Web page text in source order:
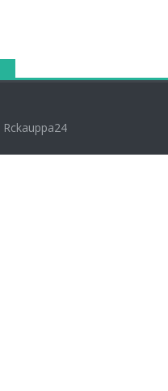
Rckauppa24